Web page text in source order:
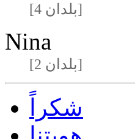
[4 بلدان]
Nina
[2 بلدان]
شكراً